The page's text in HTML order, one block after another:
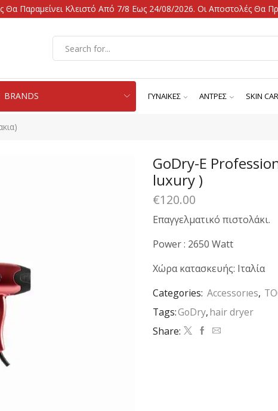
Θα Παραμείνει Κλειστό Από 7/8 Εως 24/08/2026. Οι Αποστολές Θα
BRANDS ΓΥΝΑΙΚΕΣ ΑΝΤΡΕΣ SKIN
GoDry-E
luxury )
€120.00
Επαγγελματικό πιστολάκι.
Power : 2650 Watt
Χώρα κατασκευής: Ιταλία
Categories: Accessorıes,
Tags:GoDry,hair dryer
Share: